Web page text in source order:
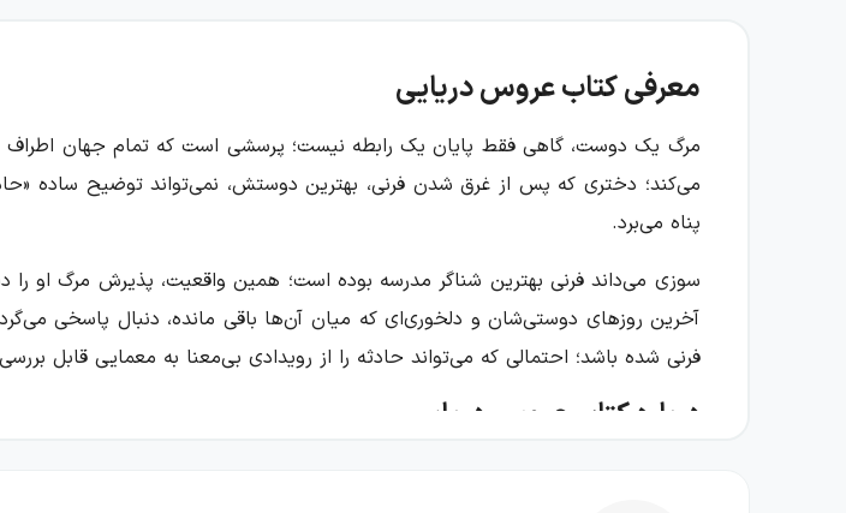
معرفی کتاب عروس دریایی
مرگ یک دوست، گاهی فقط پایان یک رابطه نیست؛ پرسشی است که تمام جهان اطراف
می‌کند؛ دختری که پس از غرق شدن فرنی، بهترین دوستش، نمی‌تواند توضیح ساده
پناه می‌برد.
سوزی می‌داند فرنی بهترین شناگر مدرسه بوده است؛ همین واقعیت، پذیرش مرگ او را
آخرین روزهای دوستی‌شان و دلخوری‌ای که میان آن‌ها باقی مانده، دنبال پاسخی
فرنی شده باشد؛ احتمالی که می‌تواند حادثه را از رویدادی بی‌معنا به معمایی قابل
درباره کتاب عروس دریایی